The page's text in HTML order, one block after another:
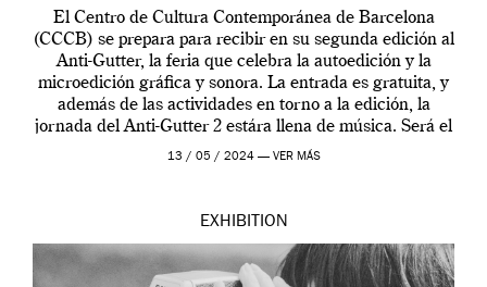
El Centro de Cultura Contemporánea de Barcelona
(CCCB) se prepara para recibir en su segunda edición al
Anti-Gutter, la feria que celebra la autoedición y la
microedición gráfica y sonora. La entrada es gratuita, y
además de las actividades en torno a la edición, la
jornada del Anti-Gutter 2 estára llena de música. Será el
[…]
13 / 05 / 2024 — VER MÁS
EXHIBITION